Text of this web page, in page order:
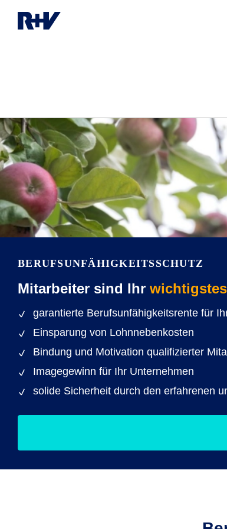
BERUFSUNFÄHIG­KEITSSCHUTZ
Mitarbeiter sind Ihr
garantierte Berufsunfähigkeitsrente für
Einsparung von Lohnnebenkosten
Bindung und Motivation qualifizierter
Imagegewinn für Ihr Unternehmen
solide Sicherheit durch den erfahrenen